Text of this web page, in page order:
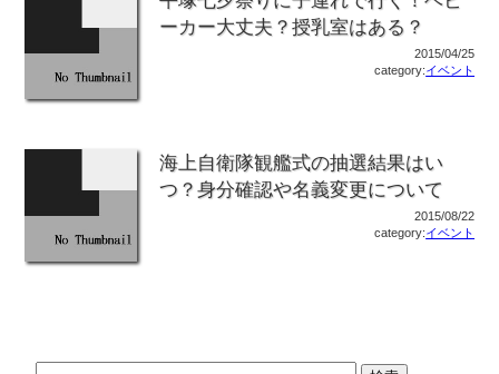
ーカー大丈夫？授乳室はある？
2015/04/25
category:イベント
海上自衛隊観艦式の抽選結果はい
つ？身分確認や名義変更について
2015/08/22
category:イベント